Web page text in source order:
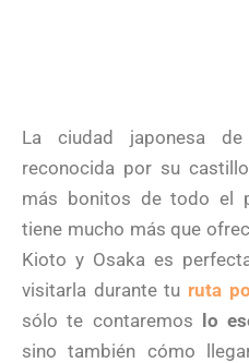
La ciudad japonesa
reconocida por su
más bonitos de todo el
tiene mucho más que
Kioto y Osaka es
visitarla durante tu ruta
sólo te contaremos lo
sino también cómo